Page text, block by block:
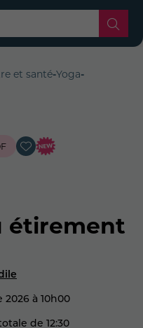
et santé-Yoga-
étirement
2026 à 10h00
de 12:30